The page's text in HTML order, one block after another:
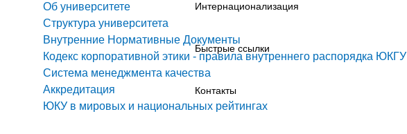
Интернационализация
Быстрые ссылки
Контакты
Об университете
Структура университета
Внутренние Нормативные Документы
Кодекс корпоративной этики - правила внутреннего распорядка ЮКГУ
Система менеджмента качества
Аккредитация
ЮКУ в мировых и национальных рейтингах